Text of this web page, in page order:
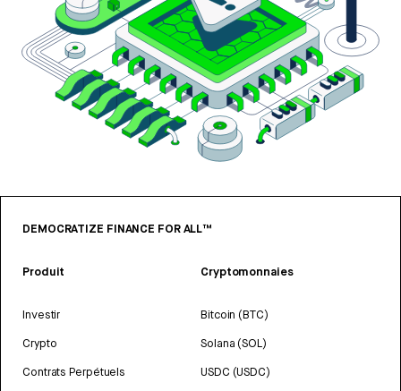
DEMOCRATIZE FINANCE FOR ALL™
Produit
Investir
Crypto
Contrats Perpétuels
Cryptomonnaies
Bitcoin (BTC)
Solana (SOL)
USDC (USDC)